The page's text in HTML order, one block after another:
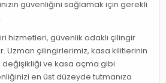
güvenliğini sağlamak için gerekli
hizmetleri, güvenlik odaklı çilingir
Uzman çilingirlerimiz, kasa kilitlerinin
değişikliği ve kasa açma gibi
en üst düzeyde tutmanıza